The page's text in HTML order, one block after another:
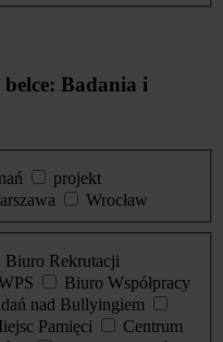
Badania i
projekt
Wrocław
Biuro Rekrutacji
Biuro Współpracy
nad Bullyingiem
Pamięci
Centrum